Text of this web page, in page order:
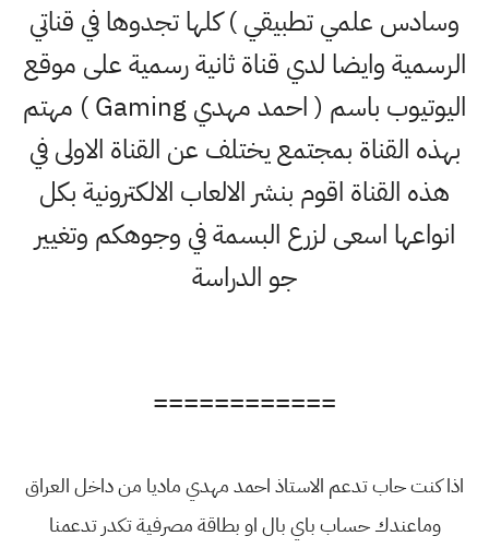
وسادس علمي تطبيقي ) كلها تجدوها في قناتي
الرسمية وايضا لدي قناة ثانية رسمية على موقع
اليوتيوب باسم ( احمد مهدي Gaming ) مهتم
بهذه القناة بمجتمع يختلف عن القناة الاولى في
هذه القناة اقوم بنشر الالعاب الالكترونية بكل
انواعها اسعى لزرع البسمة في وجوهكم وتغيير
جو الدراسة
============
اذا كنت حاب تدعم الاستاذ احمد مهدي ماديا من داخل العراق
وماعندك حساب باي بال او بطاقة مصرفية تكدر تدعمنا